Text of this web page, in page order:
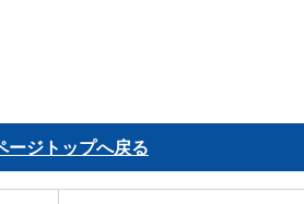
ージトップへ戻る